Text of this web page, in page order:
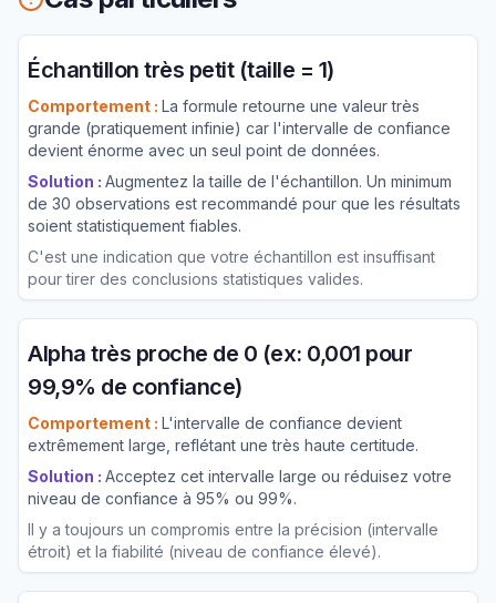
Échantillon très petit (taille = 1)
Comportement : La formule retourne une valeur très
grande (pratiquement infinie) car l'intervalle de confiance
devient énorme avec un seul point de données.
Solution : Augmentez la taille de l'échantillon. Un minimum
de 30 observations est recommandé pour que les résultats
soient statistiquement fiables.
C'est une indication que votre échantillon est insuffisant
pour tirer des conclusions statistiques valides.
Alpha très proche de 0 (ex: 0,001 pour
99,9% de confiance)
Comportement : L'intervalle de confiance devient
extrêmement large, reflétant une très haute certitude.
Solution : Acceptez cet intervalle large ou réduisez votre
niveau de confiance à 95% ou 99%.
Il y a toujours un compromis entre la précision (intervalle
étroit) et la fiabilité (niveau de confiance élevé).